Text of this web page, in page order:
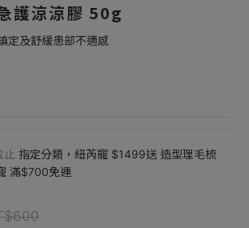
護涼涼膠 50g
定及舒緩患部不適感
止 指定分類，紐芮寵 $1499送 造型理毛梳
滿$700免運